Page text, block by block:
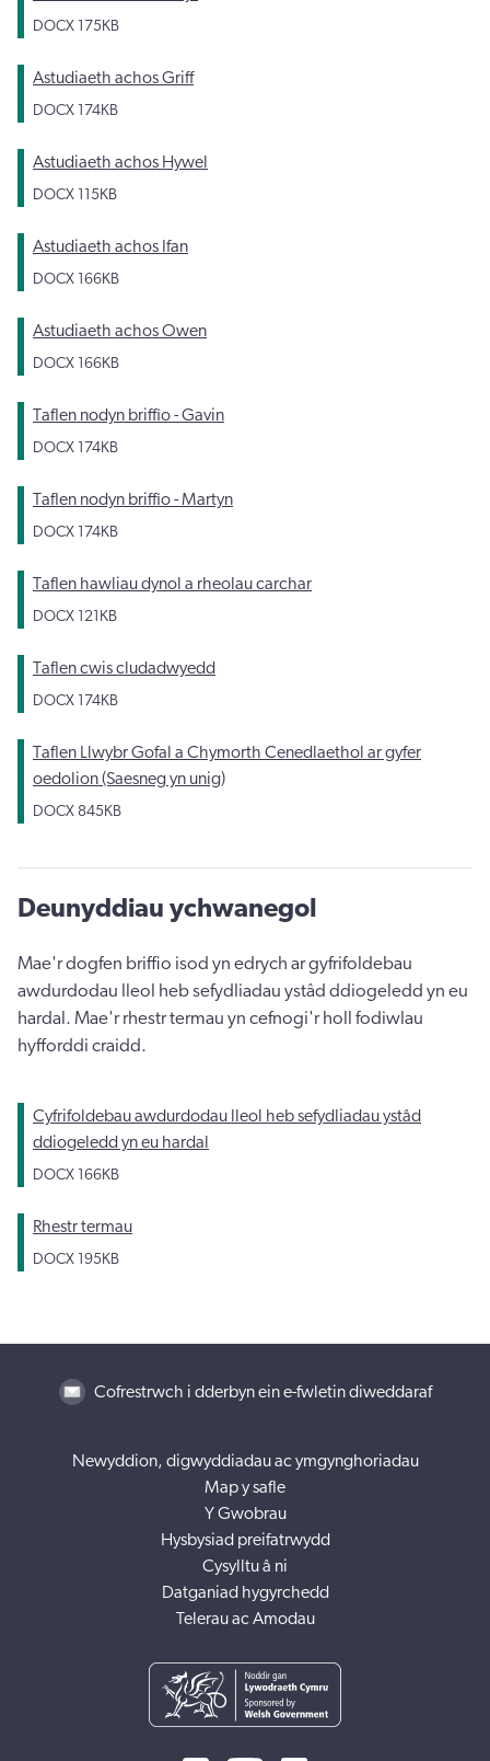
DOCX 175KB
Astudiaeth achos Griff
DOCX 174KB
Astudiaeth achos Hywel
DOCX 115KB
Astudiaeth achos Ifan
DOCX 166KB
Astudiaeth achos Owen
DOCX 166KB
Taflen nodyn briffio - Gavin
DOCX 174KB
Taflen nodyn briffio - Martyn
DOCX 174KB
Taflen hawliau dynol a rheolau carchar
DOCX 121KB
Taflen cwis cludadwyedd
DOCX 174KB
Taflen Llwybr Gofal a Chymorth Cenedlaethol ar gyfer
oedolion (Saesneg yn unig)
DOCX 845KB
Deunyddiau ychwanegol
Mae'r dogfen briffio isod yn edrych ar gyfrifoldebau
awdurdodau lleol heb sefydliadau ystâd ddiogeledd yn eu
hardal. Mae'r rhestr termau yn cefnogi'r holl fodiwlau
hyfforddi craidd.
Cyfrifoldebau awdurdodau lleol heb sefydliadau ystâd
ddiogeledd yn eu hardal
DOCX 166KB
Rhestr termau
DOCX 195KB
Cofrestrwch i dderbyn ein e-fwletin diweddaraf
Newyddion, digwyddiadau ac ymgynghoriadau
Map y safle
Y Gwobrau
Hysbysiad preifatrwydd
Cysylltu â ni
Datganiad hygyrchedd
Telerau ac Amodau